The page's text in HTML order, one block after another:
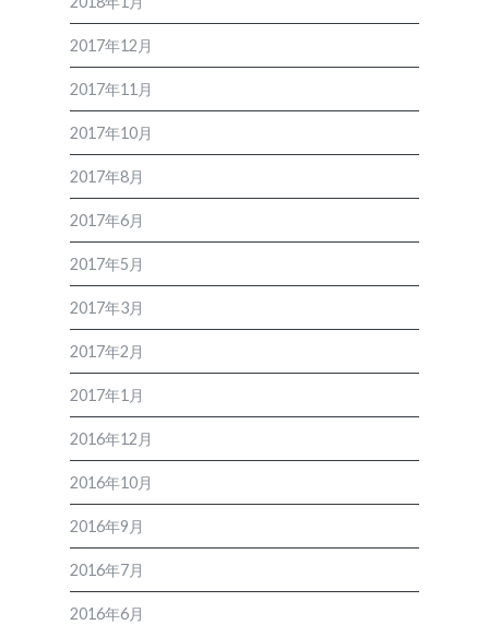
2017年12月
2017年11月
2017年10月
2017年8月
2017年6月
2017年5月
2017年3月
2017年2月
2017年1月
2016年12月
2016年10月
2016年9月
2016年7月
2016年6月